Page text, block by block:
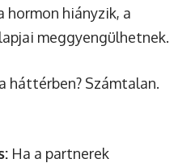
hormon hiányzik, a
meggyengülhetnek.
háttérben? Számtalan.
Ha a partnerek